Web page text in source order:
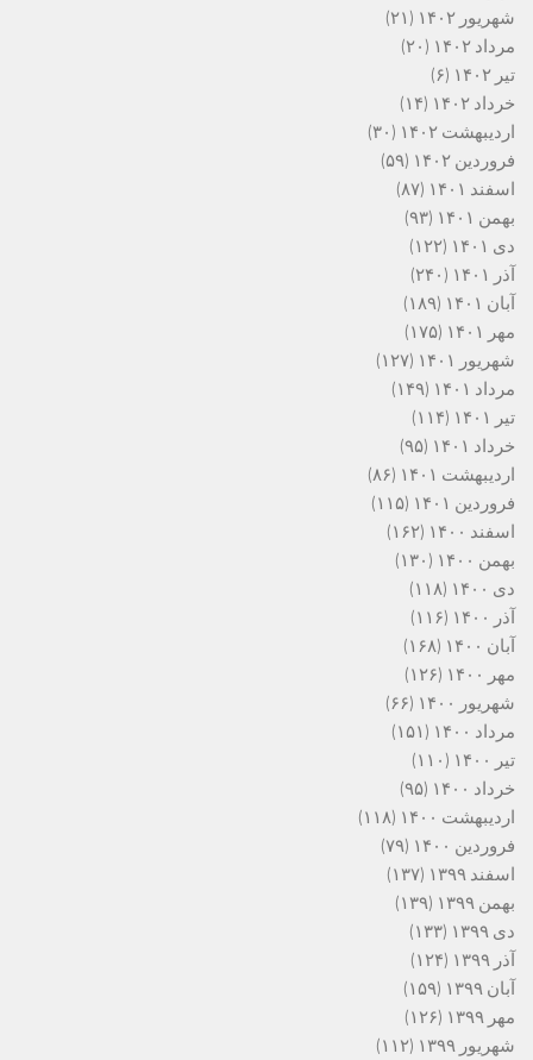
شهریور ۱۴۰۲
(۲۱)
مرداد ۱۴۰۲
(۲۰)
تیر ۱۴۰۲
(۶)
خرداد ۱۴۰۲
(۱۴)
اردیبهشت ۱۴۰۲
(۳۰)
فروردین ۱۴۰۲
(۵۹)
اسفند ۱۴۰۱
(۸۷)
بهمن ۱۴۰۱
(۹۳)
دی ۱۴۰۱
(۱۲۲)
آذر ۱۴۰۱
(۲۴۰)
آبان ۱۴۰۱
(۱۸۹)
مهر ۱۴۰۱
(۱۷۵)
شهریور ۱۴۰۱
(۱۲۷)
مرداد ۱۴۰۱
(۱۴۹)
تیر ۱۴۰۱
(۱۱۴)
خرداد ۱۴۰۱
(۹۵)
اردیبهشت ۱۴۰۱
(۸۶)
فروردین ۱۴۰۱
(۱۱۵)
اسفند ۱۴۰۰
(۱۶۲)
بهمن ۱۴۰۰
(۱۳۰)
دی ۱۴۰۰
(۱۱۸)
آذر ۱۴۰۰
(۱۱۶)
آبان ۱۴۰۰
(۱۶۸)
مهر ۱۴۰۰
(۱۲۶)
شهریور ۱۴۰۰
(۶۶)
مرداد ۱۴۰۰
(۱۵۱)
تیر ۱۴۰۰
(۱۱۰)
خرداد ۱۴۰۰
(۹۵)
اردیبهشت ۱۴۰۰
(۱۱۸)
فروردین ۱۴۰۰
(۷۹)
اسفند ۱۳۹۹
(۱۳۷)
بهمن ۱۳۹۹
(۱۳۹)
دی ۱۳۹۹
(۱۳۳)
آذر ۱۳۹۹
(۱۲۴)
آبان ۱۳۹۹
(۱۵۹)
مهر ۱۳۹۹
(۱۲۶)
شهریور ۱۳۹۹
(۱۱۲)